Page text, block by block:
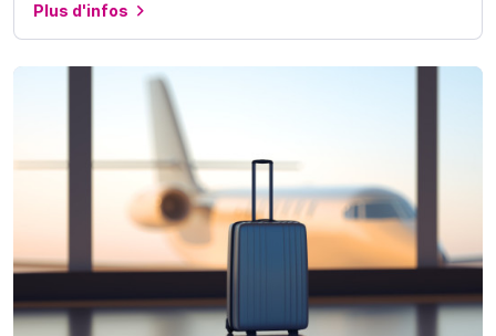
Plus d'infos